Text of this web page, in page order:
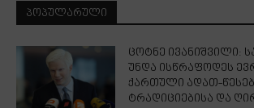
ᲞᲝᲞᲣᲚᲐᲠᲣᲚᲘ
ცოტნე ივანიშვილი:
უნდა ისწრაფოდეს
ქართული ადათ-
ტრადიციებისა და